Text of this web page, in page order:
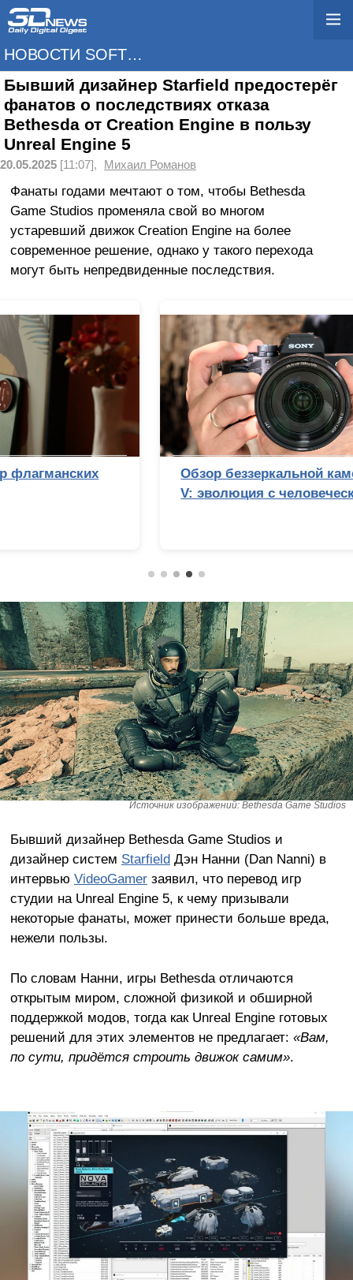
НОВОСТИ SOFTWARE
Бывший дизайнер Starfield предостерёг
фанатов о последствиях отказа
Bethesda от Creation Engine в пользу
Unreal Engine 5
20.05.2025 [11:07], Михаил Романов
Фанаты годами мечтают о том, чтобы Bethesda
Game Studios променяла свой во многом
устаревший движок Creation Engine на более
современное решение, однако у такого перехода
могут быть непредвиденные последствия.
Обзор беззеркальной камеры Sony Alpha 7
V: эволюция с человеческим лицом
Источник изображений: Bethesda Game Studios
Бывший дизайнер Bethesda Game Studios и
дизайнер систем StarfieldДэн Нанни (Dan Nanni) в
интервью VideoGamerзаявил, что перевод игр
студии на Unreal Engine 5, к чему призывали
некоторые фанаты, может принести больше вреда,
нежели пользы.
По словам Нанни, игры Bethesda отличаются
открытым миром, сложной физикой и обширной
поддержкой модов, тогда как Unreal Engine готовых
решений для этих элементов не предлагает: «Вам,
по сути, придётся строить движок самим».